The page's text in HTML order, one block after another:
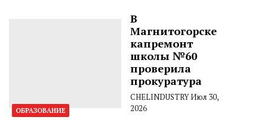
ОБРАЗОВАНИЕ
В
Магнитогорске
капремонт
школы №60
проверила
прокуратура
CHELINDUSTRYИюл 30,
2026